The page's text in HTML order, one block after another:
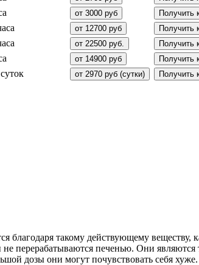
от 3000 руб Получить
от 12700 руб Получить
от 22500 руб. Получить
от 14900 руб Получить
от 2970 руб (сутки) Получить
благодаря такому действующему
не перерабатываются печенью. Они
дозы они могут почувствовать себя